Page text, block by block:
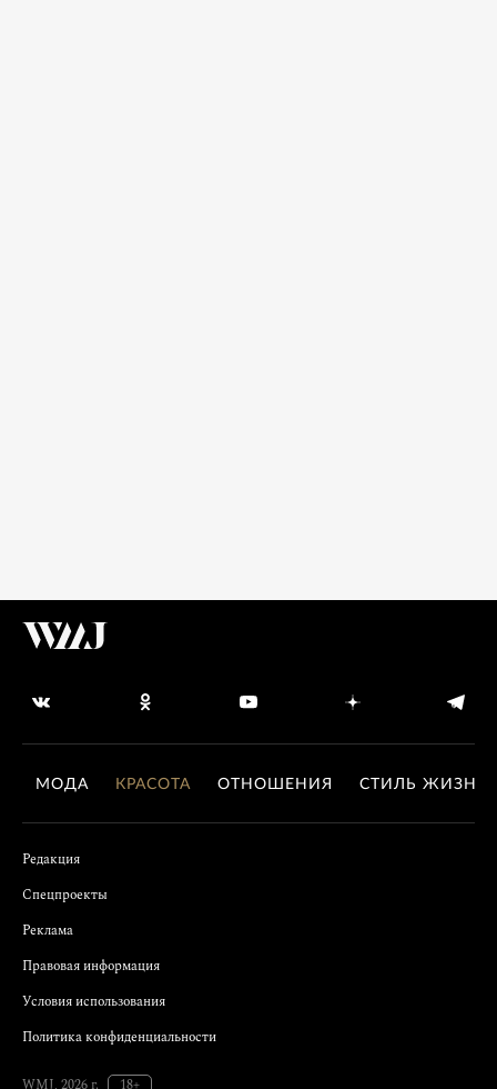
МОДА КРАСОТА ОТНОШЕНИЯ СТИЛЬ ЖИЗНИ
Редакция
Спецпроекты
Реклама
Правовая информация
Условия использования
Политика конфиденциальности